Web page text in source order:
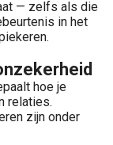
— zelfs als die
in het
hoe je
relaties.
zijn onder